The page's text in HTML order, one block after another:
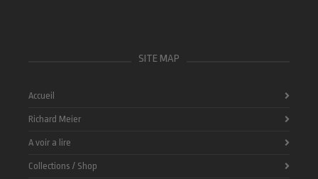
SITE MAP
Accueil
Richard Meier
A voir a lire
Collections / Shop